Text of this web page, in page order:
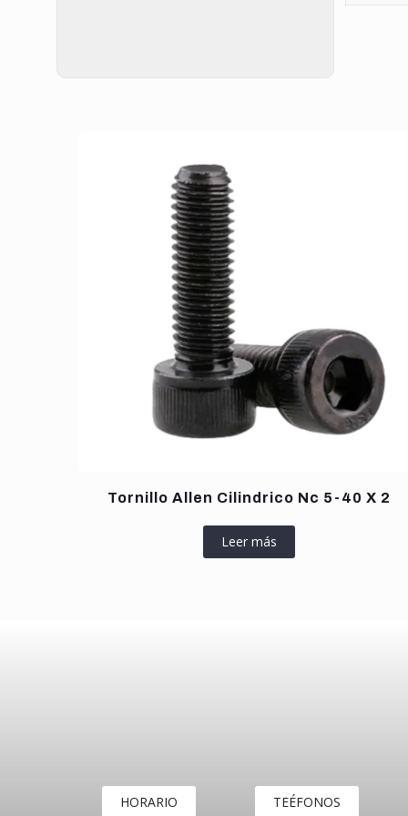
Tornillo Allen Cilindrico Nc 5-40 X 2
Leer más
HORARIO TEÉFONOS